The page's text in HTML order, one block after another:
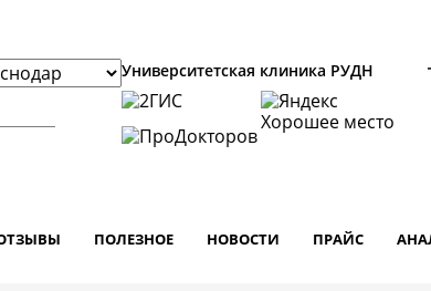
Университетская клиника РУДН
ПОЛЕЗНОЕ НОВОСТИ ПРАЙС